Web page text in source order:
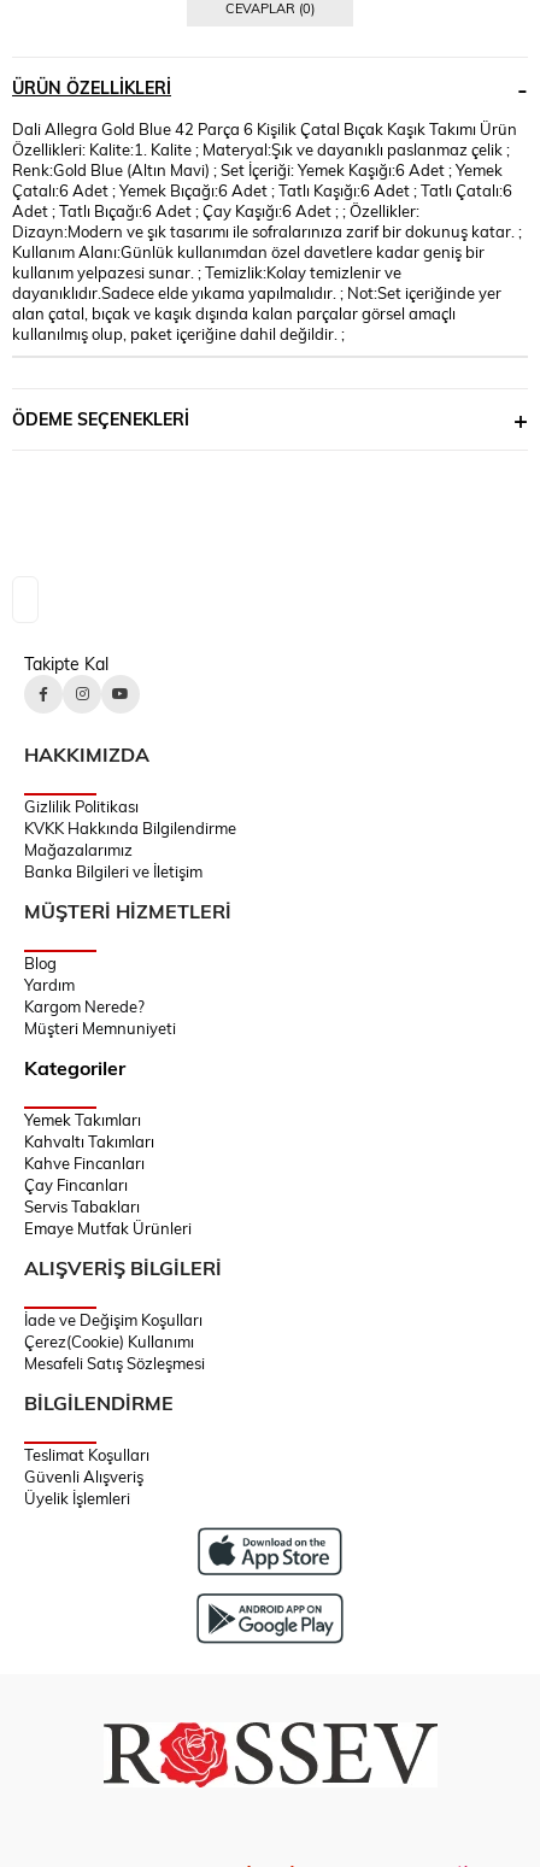
CEVAPLAR (0)
ÜRÜN ÖZELLIKLERI
Dali Allegra Gold Blue 42 Parça 6 Kişilik Çatal Bıçak Kaşık Takımı Ürün
Özellikleri: Kalite:1. Kalite ; Materyal:Şık ve dayanıklı paslanmaz çelik ;
Renk:Gold Blue (Altın Mavi) ; Set İçeriği: Yemek Kaşığı:6 Adet ; Yemek
Çatalı:6 Adet ; Yemek Bıçağı:6 Adet ; Tatlı Kaşığı:6 Adet ; Tatlı Çatalı:6
Adet ; Tatlı Bıçağı:6 Adet ; Çay Kaşığı:6 Adet ; ; Özellikler:
Dizayn:Modern ve şık tasarımı ile sofralarınıza zarif bir dokunuş katar. ;
Kullanım Alanı:Günlük kullanımdan özel davetlere kadar geniş bir
kullanım yelpazesi sunar. ; Temizlik:Kolay temizlenir ve
dayanıklıdır.Sadece elde yıkama yapılmalıdır. ; Not:Set içeriğinde yer
alan çatal, bıçak ve kaşık dışında kalan parçalar görsel amaçlı
kullanılmış olup, paket içeriğine dahil değildir. ;
ÖDEME SEÇENEKLERI
Takipte Kal
HAKKIMIZDA
Gizlilik Politikası
KVKK Hakkında Bilgilendirme
Mağazalarımız
Banka Bilgileri ve İletişim
MÜŞTERİ HİZMETLERİ
Blog
Yardım
Kargom Nerede?
Müşteri Memnuniyeti
Kategoriler
Yemek Takımları
Kahvaltı Takımları
Kahve Fincanları
Çay Fincanları
Servis Tabakları
Emaye Mutfak Ürünleri
ALIŞVERİŞ BİLGİLERİ
İade ve Değişim Koşulları
Çerez(Cookie) Kullanımı
Mesafeli Satış Sözleşmesi
BİLGİLENDİRME
Teslimat Koşulları
Güvenli Alışveriş
Üyelik İşlemleri